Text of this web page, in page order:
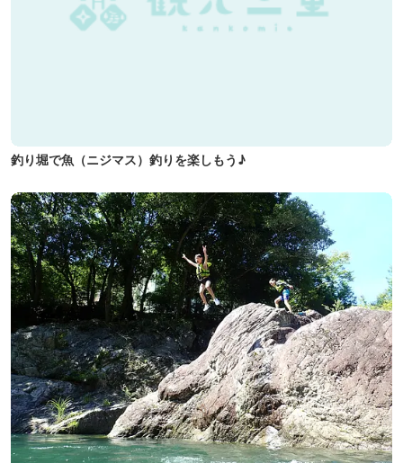
釣り堀で魚（ニジマス）釣りを楽しもう♪